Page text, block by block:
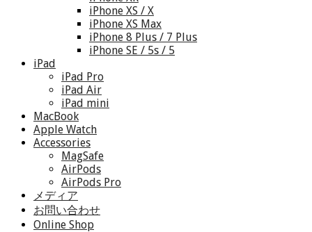
iPhone XS / X
iPhone XS Max
iPhone 8 Plus / 7 Plus
iPhone SE / 5s / 5
iPad
iPad Pro
iPad Air
iPad mini
MacBook
Apple Watch
Accessories
MagSafe
AirPods
AirPods Pro
メディア
お問い合わせ
Online Shop